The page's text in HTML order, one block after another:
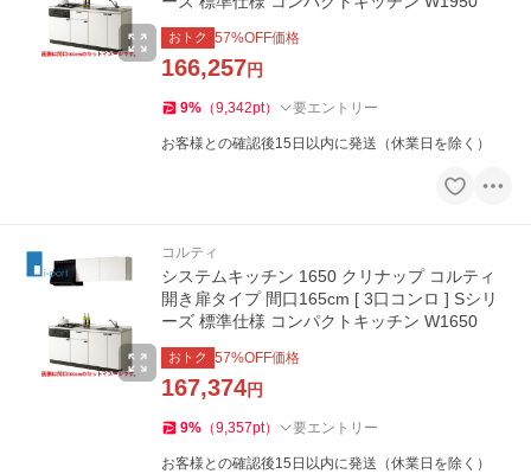
おトク 57%OFF価格
166,257円
9% （9,342pt） 要エントリー
お客様との確認後15日以内に発送（休業日を除く）
コルティ
システムキッチン 1650 クリナップ コルティ
開き扉タイプ 間口165cm [ 3口コンロ ] Sシリ
ーズ 標準仕様 コンパクトキッチン W1650
おトク 57%OFF価格
167,374円
9% （9,357pt） 要エントリー
お客様との確認後15日以内に発送（休業日を除く）